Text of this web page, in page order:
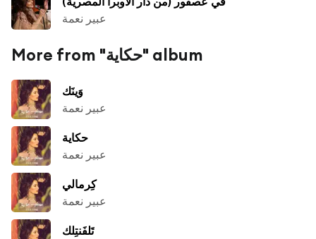
عبير نعمة
More from "حكاية" album
وَينَك
عبير نعمة
حكاية
عبير نعمة
كِرمالي
عبير نعمة
تَلفَنتِلك